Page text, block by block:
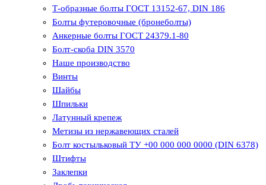
Т-образные болты ГОСТ 13152-67, DIN 186
Болты футеровочные (бронеболты)
Анкерные болты ГОСТ 24379.1-80
Болт-скоба DIN 3570
Наше производство
Винты
Шайбы
Шпильки
Латунный крепеж
Метизы из нержавеющих сталей
Болт костыльковый ТУ +00 000 000 0000 (DIN 6378)
Штифты
Заклепки